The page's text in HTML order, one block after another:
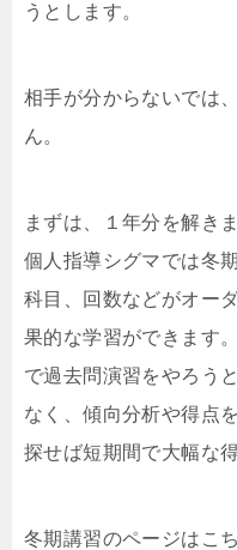
うとします。
相手が分からないでは
ん。
まずは、１年分を解き
個人指導シグマでは冬
科目、回数などがオー
果的な学習ができます
で過去問演習をやろう
なく、傾向分析や得点
探せば短期間で大幅な
冬期講習のページはこち